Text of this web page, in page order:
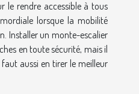
le rendre accessible à tous
lorsque la mobilité
Installer un monte-escalier
en toute sécurité, mais il
aussi en tirer le meilleur